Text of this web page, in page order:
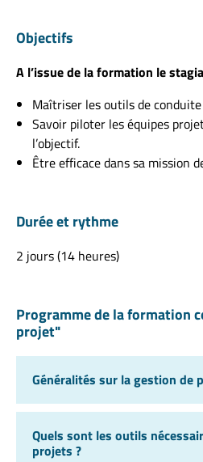
Objectifs
A l’issue de la formation le
Maîtriser les outils de
Savoir piloter les équipes
l’objectif.
Être efficace dans sa mission
Durée et rythme
2 jours (14 heures)
Programme de la formation
projet"
Généralités sur la gestion de
Quels sont les outils
projets ?